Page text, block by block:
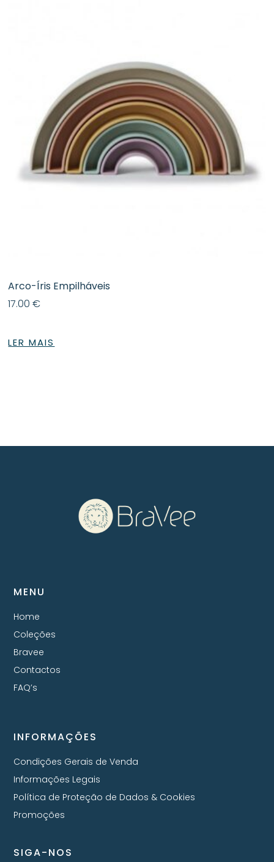
Arco-Íris Empilháveis
17.00€
LER MAIS
MENU
Home
Coleções
Bravee
Contactos
FAQ’s
INFORMAÇÕES
Condições Gerais de Venda
Informações Legais
Política de Proteção de Dados & Cookies
Promoções
SIGA-NOS